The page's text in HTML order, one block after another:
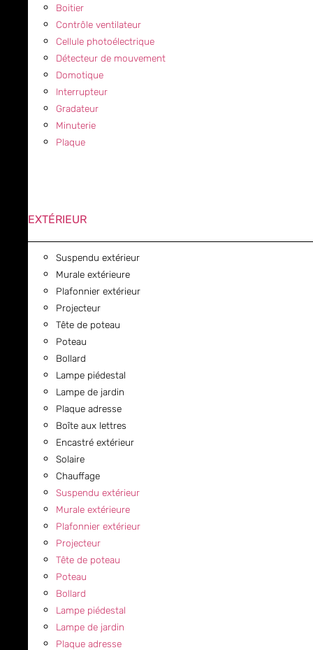
Boitier
Contrôle ventilateur
Cellule photoélectrique
Détecteur de mouvement
Domotique
Interrupteur
Gradateur
Minuterie
Plaque
EXTÉRIEUR
Suspendu extérieur
Murale extérieure
Plafonnier extérieur
Projecteur
Tête de poteau
Poteau
Bollard
Lampe piédestal
Lampe de jardin
Plaque adresse
Boîte aux lettres
Encastré extérieur
Solaire
Chauffage
Suspendu extérieur
Murale extérieure
Plafonnier extérieur
Projecteur
Tête de poteau
Poteau
Bollard
Lampe piédestal
Lampe de jardin
Plaque adresse